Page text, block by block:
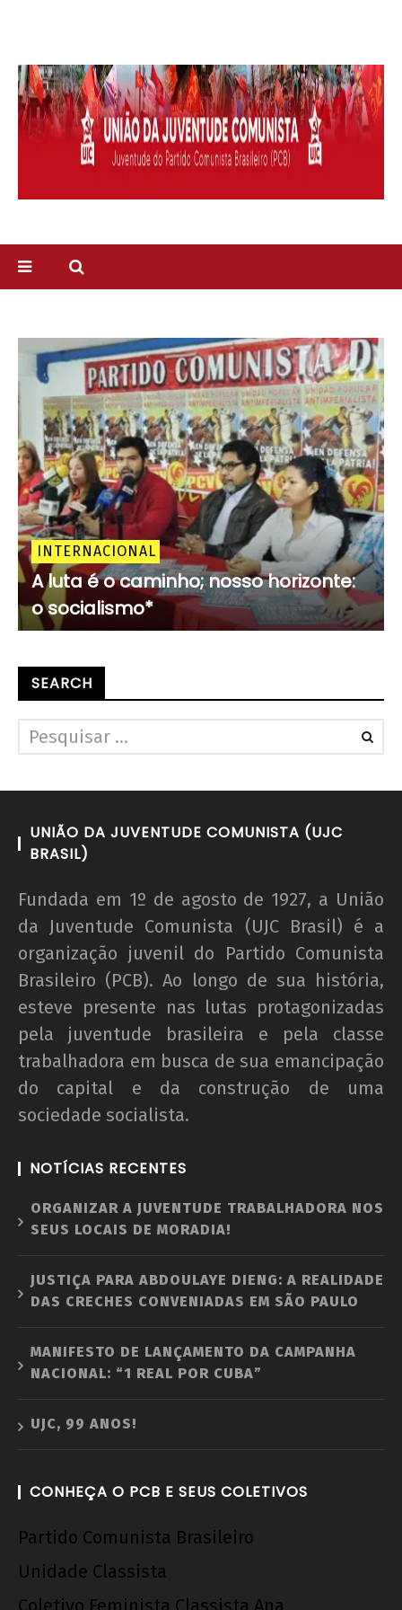
INTERNACIONAL
A luta é o caminho; nosso horizonte:
o socialismo*
SEARCH
UNIÃO DA JUVENTUDE COMUNISTA (UJC
BRASIL)
Fundada em 1º de agosto de 1927, a União
da Juventude Comunista (UJC Brasil) é a
organização juvenil do Partido Comunista
Brasileiro (PCB). Ao longo de sua história,
esteve presente nas lutas protagonizadas
pela juventude brasileira e pela classe
trabalhadora em busca de sua emancipação
do capital e da construção de uma
sociedade socialista.
NOTÍCIAS RECENTES
ORGANIZAR A JUVENTUDE TRABALHADORA NOS
SEUS LOCAIS DE MORADIA!
JUSTIÇA PARA ABDOULAYE DIENG: A REALIDADE
DAS CRECHES CONVENIADAS EM SÃO PAULO
MANIFESTO DE LANÇAMENTO DA CAMPANHA
NACIONAL: “1 REAL POR CUBA”
UJC, 99 ANOS!
CONHEÇA O PCB E SEUS COLETIVOS
Partido Comunista Brasileiro
Unidade Classista